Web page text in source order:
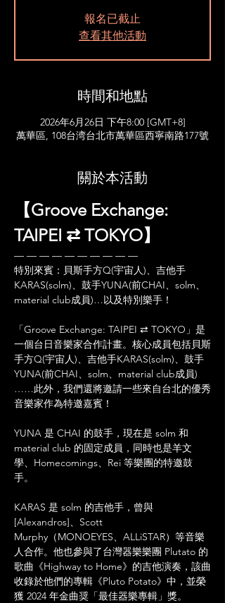
報名已截止
查看其他活動
時間和地點
2026年6月26日 下午8:00 [GMT+8]
萬華區, 108台湾台北市萬華區西寧南路177號
關於本活動
【Groove Exchange:
TAIPEI ⇄ TOKYO】
— — — — — — — — — —
特別來賓：貝斯手方Q(宇宙人)、吉他手
KARAS(solm)、鼓手YUNA(前CHAI、solm、
material club成員)…以及特別樂手！
「Groove Exchange: TAIPEI ⇄ TOKYO」是
一個台日音樂家合作計畫。核心成員包括貝斯
手方Q(宇宙人)、吉他手KARAS(solm)、鼓手
YUNA(前CHAI、solm、material club成員)
……此外，我們還將邀請一些來自台北的優秀
音樂家作為特邀嘉賓！
YUNA 是 CHAI 的鼓手，現在是 solm 和
material club 的固定成員，同時也是羊文
學、Homecomings、Rei 等樂團的特邀鼓
手。
KARAS 是 solm 的吉他手，曾與
[Alexandros]、Scott
Murphy（MONOEYES、ALLiSTAR）等音樂
人合作。他也參與了台灣器樂樂團 Plutato 的
歌曲《Highway to Home》的吉他演奏，該曲
收錄於他們的專輯《Pluto Potato》中，並榮
獲 2024 年金曲奨「最佳器樂專輯」獎。